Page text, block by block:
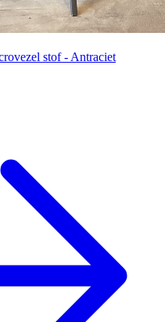
stof - Antraciet